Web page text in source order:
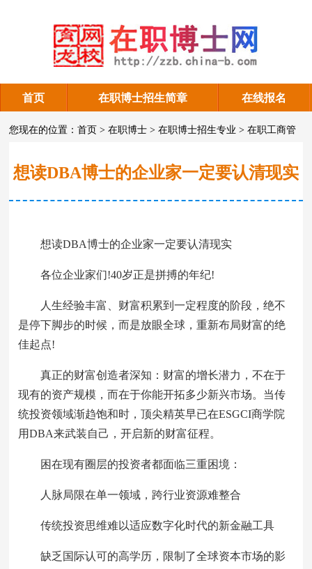
在职工商管理博士
首页 在职博士招生简章 在线报名
您现在的位置：首页 >在职博士 >在职博士招生专业 >在职工商管
想读DBA博士的企业家一定要认清现实
想读DBA博士的企业家一定要认清现实
各位企业家们!40岁正是拼搏的年纪!
人生经验丰富、财富积累到一定程度的阶段，绝不
是停下脚步的时候，而是放眼全球，重新布局财富的绝
佳起点!
真正的财富创造者深知：财富的增长潜力，不在于
现有的资产规模，而在于你能开拓多少新兴市场。当传
统投资领域渐趋饱和时，顶尖精英早已在ESGCI商学院
用DBA来武装自己，开启新的财富征程。
困在现有圈层的投资者都面临三重困境：
人脉局限在单一领域，跨行业资源难整合
传统投资思维难以适应数字化时代的新金融工具
缺乏国际认可的高学历，限制了全球资本市场的影